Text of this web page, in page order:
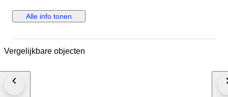
checks, allowing us to provide more accurate information regarding
optical condition. Function Fully functional. All operations work properly
shown in the photos is included. Description This versatile Nikon 28-
one solution for travel and everyday photography. Shipping We ship via
everything from wide-angle scenes to telephoto subjects with a single
Alle info tonen
Vergelijkbare objecten